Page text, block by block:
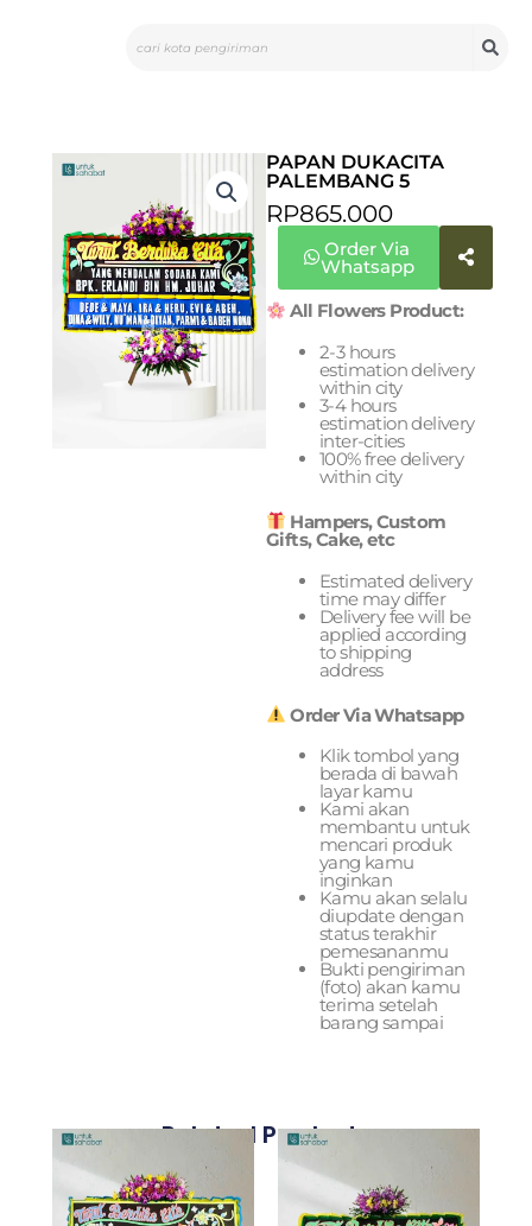
PAPAN DUKACITA
PALEMBANG 5
RP865.000
Order Via
Whatsapp
All Flowers Product:
2-3 hours
estimation delivery
within city
3-4 hours
estimation delivery
inter-cities
100% free delivery
within city
Hampers, Custom
Gifts, Cake, etc
Estimated delivery
time may differ
Delivery fee will be
applied according
to shipping
address
Order Via Whatsapp
Klik tombol yang
berada di bawah
layar kamu
Kami akan
membantu untuk
mencari produk
yang kamu
inginkan
Kamu akan selalu
diupdate dengan
status terakhir
pemesananmu
Bukti pengiriman
(foto) akan kamu
terima setelah
barang sampai
Related Products